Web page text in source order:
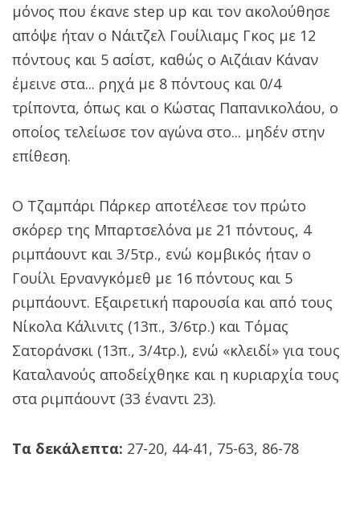
μόνος που έκανε step up και τον ακολούθησε
απόψε ήταν ο Νάιτζελ Γουίλιαμς Γκος με 12
πόντους και 5 ασίστ, καθώς ο Αιζάιαν Κάναν
έμεινε στα... ρηχά με 8 πόντους και 0/4
τρίποντα, όπως και ο Κώστας Παπανικολάου, ο
οποίος τελείωσε τον αγώνα στο... μηδέν στην
επίθεση.
Ο Τζαμπάρι Πάρκερ αποτέλεσε τον πρώτο
σκόρερ της Μπαρτσελόνα με 21 πόντους, 4
ριμπάουντ και 3/5τρ., ενώ κομβικός ήταν ο
Γουίλι Ερνανγκόμεθ με 16 πόντους και 5
ριμπάουντ. Εξαιρετική παρουσία και από τους
Νίκολα Κάλινιτς (13π., 3/6τρ.) και Τόμας
Σατοράνσκι (13π., 3/4τρ.), ενώ «κλειδί» για τους
Καταλανούς αποδείχθηκε και η κυριαρχία τους
στα ριμπάουντ (33 έναντι 23).
Τα δεκάλεπτα: 27-20, 44-41, 75-63, 86-78